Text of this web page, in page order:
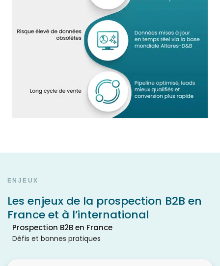
ENJEUX
Les enjeux de la prospection B2B en
France et à l’international
Prospection B2B en France
Défis et bonnes pratiques